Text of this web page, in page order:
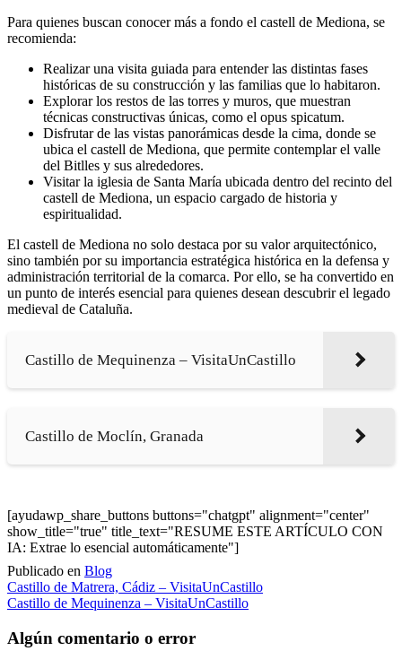
Para quienes buscan conocer más a fondo el castell de Mediona, se
recomienda:
Realizar una visita guiada para entender las distintas fases
históricas de su construcción y las familias que lo habitaron.
Explorar los restos de las torres y muros, que muestran
técnicas constructivas únicas, como el opus spicatum.
Disfrutar de las vistas panorámicas desde la cima, donde se
ubica el castell de Mediona, que permite contemplar el valle
del Bitlles y sus alrededores.
Visitar la iglesia de Santa María ubicada dentro del recinto del
castell de Mediona, un espacio cargado de historia y
espiritualidad.
El castell de Mediona no solo destaca por su valor arquitectónico,
sino también por su importancia estratégica histórica en la defensa y
administración territorial de la comarca. Por ello, se ha convertido en
un punto de interés esencial para quienes desean descubrir el legado
medieval de Cataluña.
Castillo de Mequinenza – VisitaUnCastillo
Castillo de Moclín, Granada
[ayudawp_share_buttons buttons="chatgpt" alignment="center"
show_title="true" title_text="RESUME ESTE ARTÍCULO CON
IA: Extrae lo esencial automáticamente"]
Publicado en Blog
Navegación
de
entradas
Castillo de Matrera, Cádiz – VisitaUnCastillo
Castillo de Mequinenza – VisitaUnCastillo
Algún comentario o error